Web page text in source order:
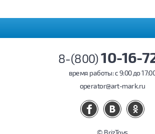
8-(800)10-16-
время работы: c 9:00 до
operator@art-mark.ru